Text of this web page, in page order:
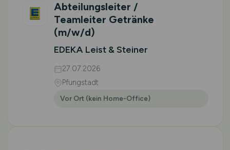
Abteilungsleiter /
Teamleiter Getränke
(m/w/d)
EDEKA Leist & Steiner
27.07.2026
Pfungstadt
Vor Ort (kein Home-Office)